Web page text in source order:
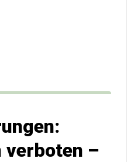
verboten –